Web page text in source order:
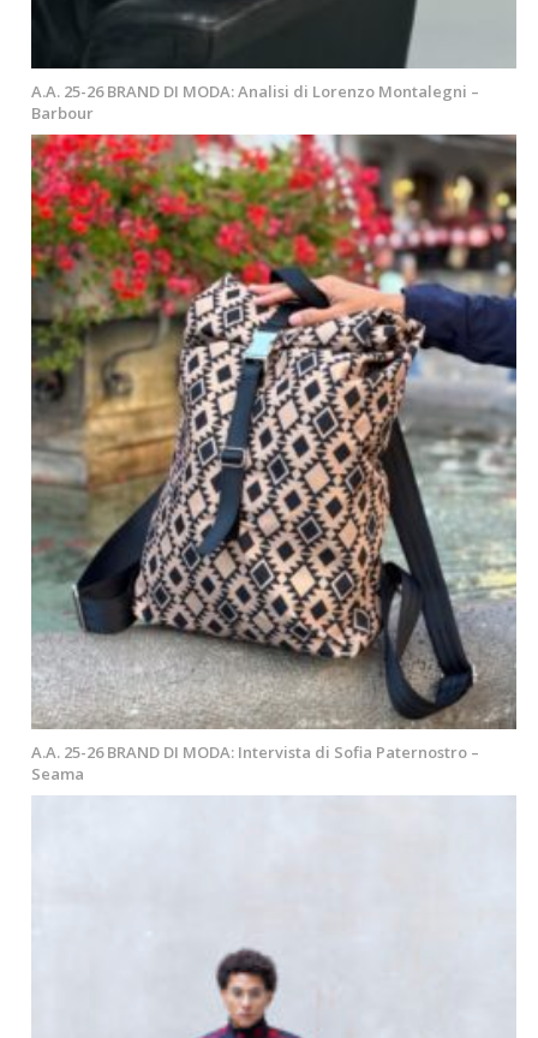
A.A. 25-26 BRAND DI MODA: Analisi di Lorenzo Montalegni –
Barbour
A.A. 25-26 BRAND DI MODA: Intervista di Sofia Paternostro –
Seama